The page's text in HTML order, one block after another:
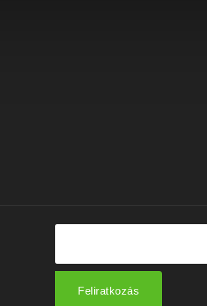
Feliratkozás